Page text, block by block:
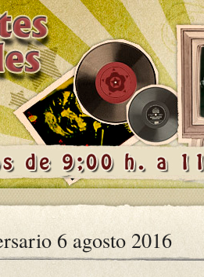
6 agosto 2016